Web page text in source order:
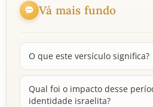
Vá mais fundo
O que este versículo significa?
Qual foi o impacto desse
identidade israelita?